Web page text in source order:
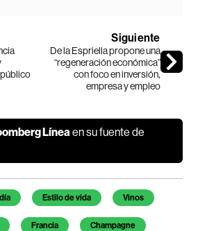
Siguiente
De la Espriella propone una
“regeneración económica”
con foco en inversión,
empresa y empleo
Línea en su fuente de
Estilo de vida Vinos
Francia Champagne